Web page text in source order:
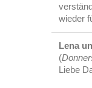
wieder
Lena
(
Liebe